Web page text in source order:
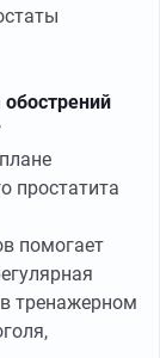
простатита
помогает
тренажерном